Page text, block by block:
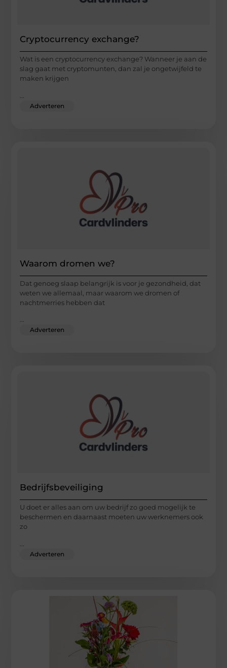
Cryptocurrency exchange?
Wat is een cryptocurrency exchange? Wanneer je aan de
slag gaat met cryptomunten, dan zal je ongetwijfeld te
maken krijgen
Adverteren
Waarom dromen we?
Dat genoeg slaap belangrijk is voor je gezondheid, dat
weten we allemaal, maar waarom we dromen of
nachtmerries hebben dat
Adverteren
Bedrijfsbeveiliging
U doet er alles aan om uw bedrijf zo goed mogelijk te
beschermen en daarnaast moeten uw werknemers ook
zo
Adverteren